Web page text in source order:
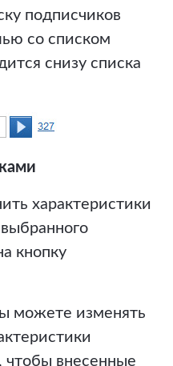
подписчиков
со списком
снизу списка
характеристики
кнопку
можете изменять
чтобы внесенные